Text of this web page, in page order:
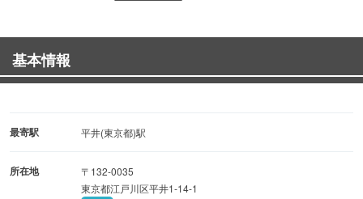
基本情報
最寄駅 平井(東京都)駅
所在地
〒132-0035
東京都江戸川区平井1-14-1